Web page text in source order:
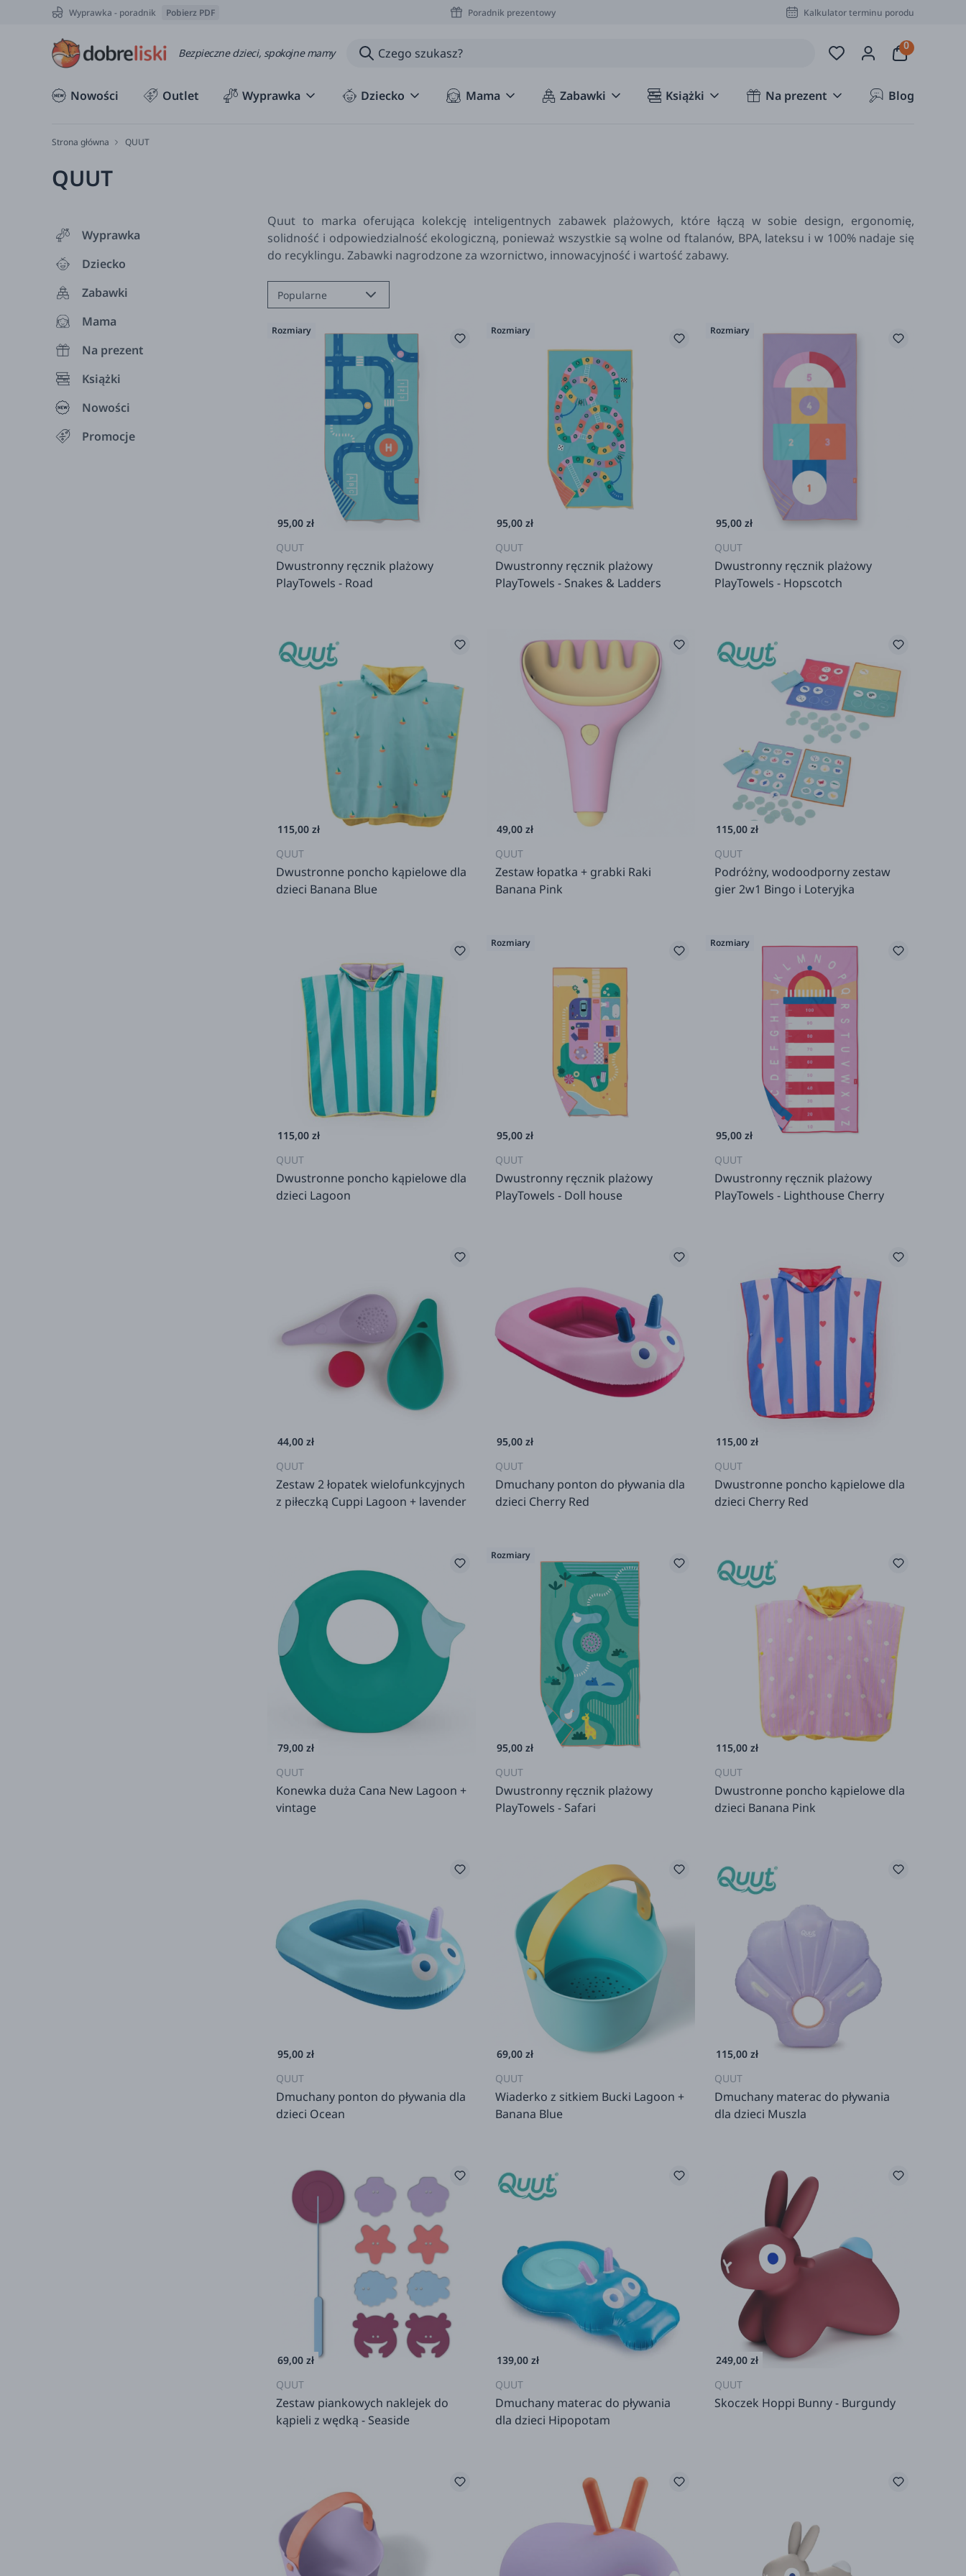
Wyprawka - poradnik Pobierz PDF Poradnik prezentowy Kalkulator terminu porodu
Bezpieczne dzieci, spokojne mamy
Nowości Outlet Wyprawka Dziecko Mama Zabawki Książki Na prezent Blog
Strona główna QUUT
QUUT
Wyprawka
Dziecko
Zabawki
Mama
Na prezent
Książki
Nowości
Promocje
Quut to marka oferująca kolekcję inteligentnych zabawek plażowych, które łączą w sobie design, ergonomię,
solidność i odpowiedzialność ekologiczną, ponieważ wszystkie są wolne od ftalanów, BPA, lateksu i w 100% nadaje się
do recyklingu. Zabawki nagrodzone za wzornictwo, innowacyjność i wartość zabawy.
Popularne
Rozmiary
95,00 zł
QUUT
Dwustronny ręcznik plażowy
PlayTowels - Road
Rozmiary
95,00 zł
QUUT
Dwustronny ręcznik plażowy
PlayTowels - Snakes & Ladders
Rozmiary
95,00 zł
QUUT
Dwustronny ręcznik plażowy
PlayTowels - Hopscotch
115,00 zł
QUUT
Dwustronne poncho kąpielowe dla
dzieci Banana Blue
49,00 zł
QUUT
Zestaw łopatka + grabki Raki
Banana Pink
115,00 zł
QUUT
Podróżny, wodoodporny zestaw
gier 2w1 Bingo i Loteryjka
115,00 zł
QUUT
Dwustronne poncho kąpielowe dla
dzieci Lagoon
Rozmiary
95,00 zł
QUUT
Dwustronny ręcznik plażowy
PlayTowels - Doll house
Rozmiary
95,00 zł
QUUT
Dwustronny ręcznik plażowy
PlayTowels - Lighthouse Cherry
44,00 zł
QUUT
Zestaw 2 łopatek wielofunkcyjnych
z piłeczką Cuppi Lagoon + lavender
95,00 zł
QUUT
Dmuchany ponton do pływania dla
dzieci Cherry Red
115,00 zł
QUUT
Dwustronne poncho kąpielowe dla
dzieci Cherry Red
79,00 zł
QUUT
Konewka duża Cana New Lagoon +
vintage
Rozmiary
95,00 zł
QUUT
Dwustronny ręcznik plażowy
PlayTowels - Safari
115,00 zł
QUUT
Dwustronne poncho kąpielowe dla
dzieci Banana Pink
95,00 zł
QUUT
Dmuchany ponton do pływania dla
dzieci Ocean
69,00 zł
QUUT
Wiaderko z sitkiem Bucki Lagoon +
Banana Blue
115,00 zł
QUUT
Dmuchany materac do pływania
dla dzieci Muszla
69,00 zł
QUUT
Zestaw piankowych naklejek do
kąpieli z wędką - Seaside
139,00 zł
QUUT
Dmuchany materac do pływania
dla dzieci Hipopotam
249,00 zł
QUUT
Skoczek Hoppi Bunny - Burgundy